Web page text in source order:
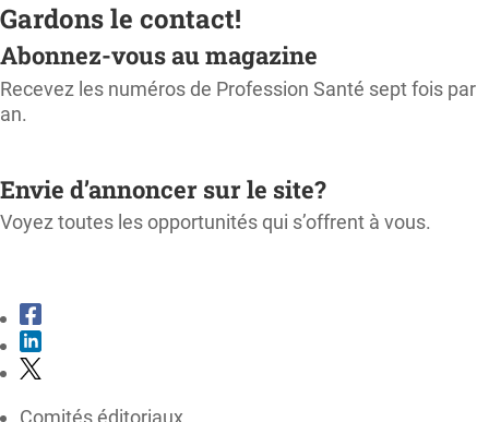
Gardons le contact!
Abonnez-vous au magazine
Recevez les numéros de Profession Santé sept fois par
an.
Envie d’annoncer sur le site?
Voyez toutes les opportunités qui s’offrent à vous.